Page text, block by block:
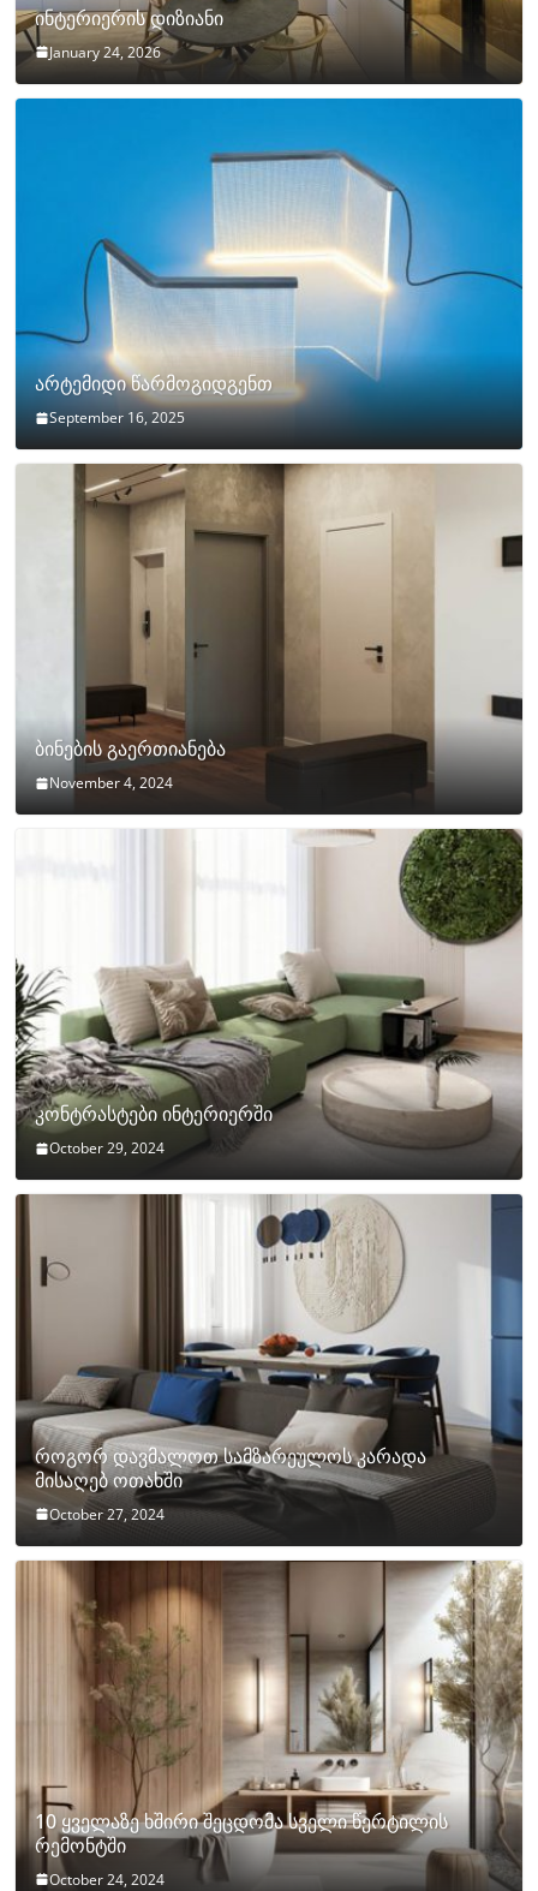
ინტერიერის დიზიანი
January 24, 2026
არტემიდი წარმოგიდგენთ
September 16, 2025
ბინების გაერთიანება
November 4, 2024
კონტრასტები ინტერიერში
October 29, 2024
როგორ დავმალოთ სამზარეულოს კარადა
მისაღებ ოთახში
October 27, 2024
10 ყველაზე ხშირი შეცდომა სველი წერტილის
რემონტში
October 24, 2024